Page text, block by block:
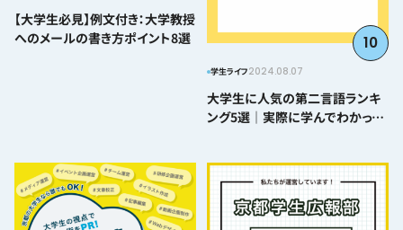
【大学生必見】例文付き：大学教授
へのメールの書き方ポイント8選
10
学生ライフ2024.08.07
大学生に人気の第二言語ランキ
ング5選｜実際に学んでわかった